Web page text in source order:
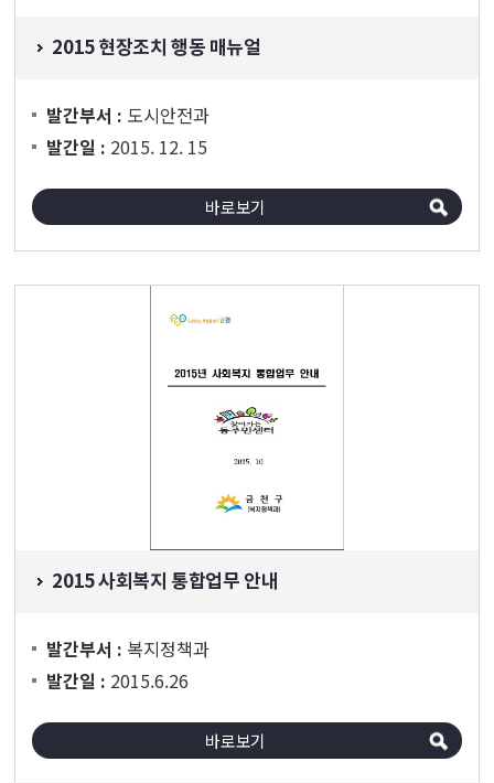
2015 현장조치 행동 매뉴얼
발간부서 : 도시안전과
발간일 : 2015. 12. 15
바로보기
2015 사회복지 통합업무 안내
발간부서 : 복지정책과
발간일 : 2015.6.26
바로보기